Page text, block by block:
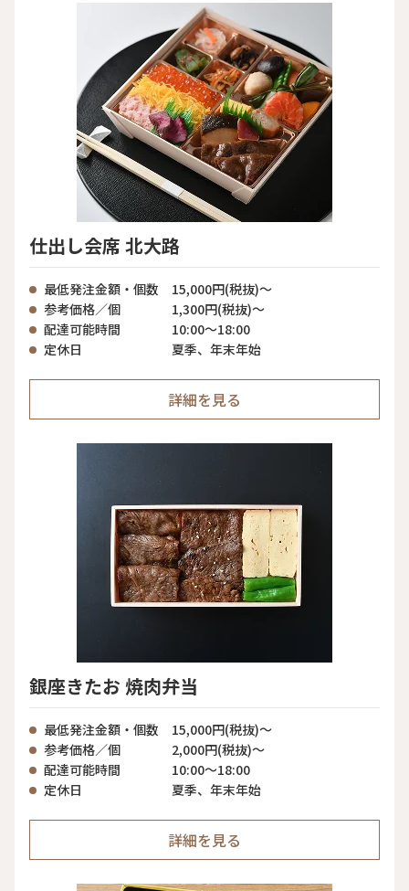
仕出し会席 北大路
最低発注金額・個数
15,000円(税抜)〜
参考価格／個
1,300円(税抜)〜
配達可能時間
10:00〜18:00
定休日
夏季、年末年始
詳細を見る
銀座きたお 焼肉弁当
最低発注金額・個数
15,000円(税抜)〜
参考価格／個
2,000円(税抜)〜
配達可能時間
10:00〜18:00
定休日
夏季、年末年始
詳細を見る